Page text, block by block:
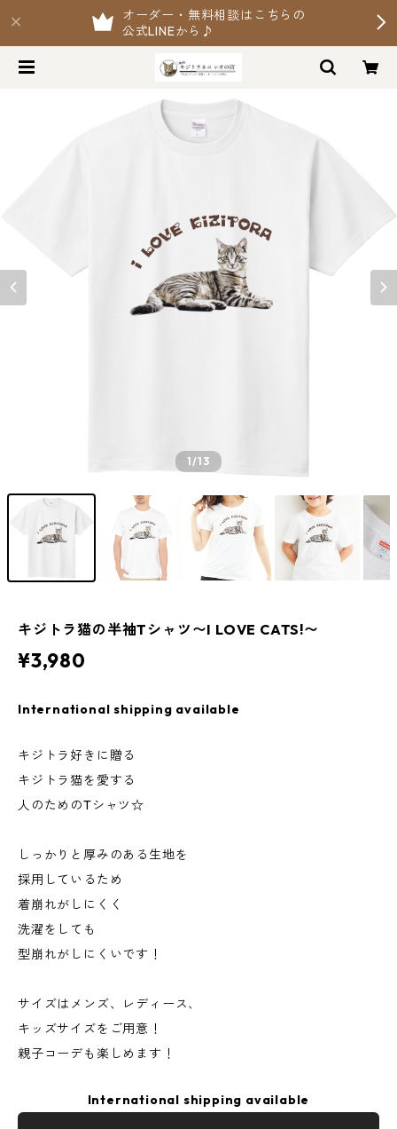
オーダー・無料相談はこちらの
公式LINEから♪
1/13
キジトラ猫の半袖Tシャツ〜I LOVE CATS!〜
¥3,980
International shipping available
キジトラ好きに贈る
キジトラ猫を愛する
人のためのTシャツ☆
しっかりと厚みのある生地を
採用しているため
着崩れがしにくく
洗濯をしても
型崩れがしにくいです！
サイズはメンズ、レディース、
キッズサイズをご用意！
親子コーデも楽しめます！
International shipping available